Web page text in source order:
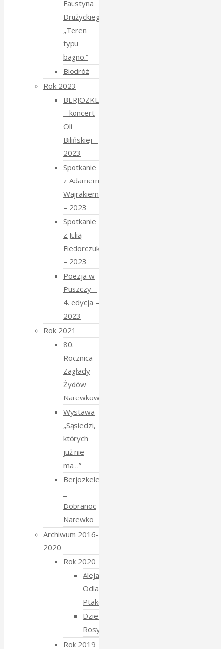
Faustyna
Drużyckiego
„Teren
typu
bagno.”
Biodróż
Rok 2023
BERJOZKELE
– koncert
Oli
Bilińskiej –
2023
Spotkanie
z Adamem
Wajrakiem
– 2023
Spotkanie
z Julią
Fiedorczuk
– 2023
Poezja w
Puszczy –
4. edycja –
2023
Rok 2021
80.
Rocznica
Zagłady
Żydów
Narewkowskich
Wystawa
„Sąsiedzi,
których
już nie
ma…”
Berjozkele
–
Dobranoc
Narewko
Archiwum 2016-
2020
Rok 2020
Aleja
Odlatujących
Ptaków
Dzień
Rosyjski
Rok 2019